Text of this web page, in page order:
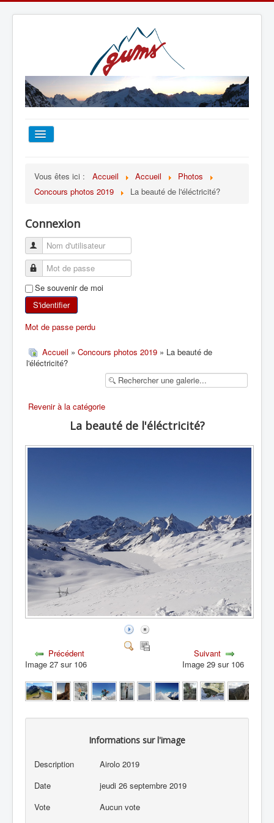
TOUT SUR LE GUMS
ESCALADE
ALPINISME
SKI DE RANDONNÉE
RANDONNÉE SPORTIVE
Vous êtes ici : Accueil Accueil
Photos
Concours photos 2019
La beauté de l'éléctricité?
Connexion
Se souvenir de moi
S'identifier
Mot de passe perdu
Accueil » Concours photos 2019 » La beauté de
l'éléctricité?
Revenir à la catégorie
La beauté de l'éléctricité?
Précédent
Image 27 sur 106
Suivant
Image 29 sur 106
Informations sur l'image
Description
Airolo 2019
Date
jeudi 26 septembre 2019
Vote
Aucun vote